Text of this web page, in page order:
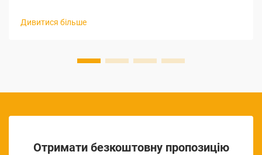
Дивитися більше
Отримати безкоштовну пропозицію